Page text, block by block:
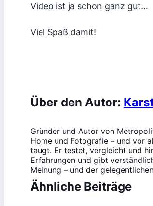
Video ist ja schon ganz gut…
Viel Spaß damit!
Über den Autor:
Gründer und Autor von
Home und Fotografie – und vor
taugt. Er testet, vergleicht und
Erfahrungen und gibt
Meinung – und der
Ähnliche Beiträge